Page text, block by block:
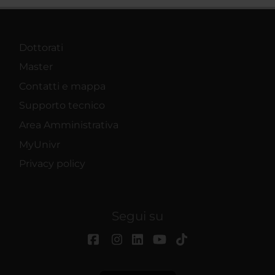
Dottorati
Master
Contatti e mappa
Supporto tecnico
Area Amministrativa
MyUnivr
Privacy policy
Segui su